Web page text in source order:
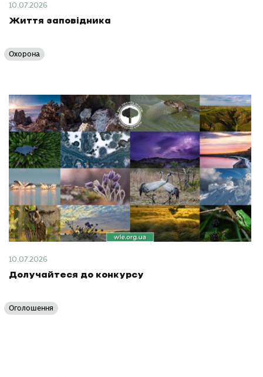
10.07.2026
Життя заповідника
Охорона
10.07.2026
Долучайтеся до конкурсу
Оголошення